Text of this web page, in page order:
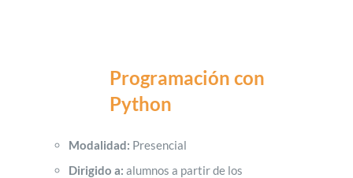
Programación con
Python
Modalidad: Presencial
Dirigido a: alumnos a partir de los